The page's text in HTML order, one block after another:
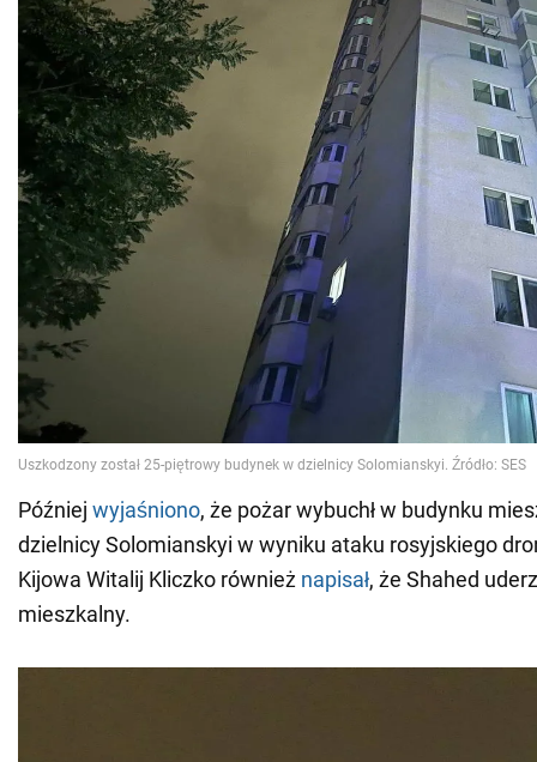
Później wyjaśniono, że pożar wybuchł w budynku
dzielnicy Solomianskyi w wyniku ataku rosyjskiego
Kijowa Witalij Kliczko również napisał, że Shahed
mieszkalny.